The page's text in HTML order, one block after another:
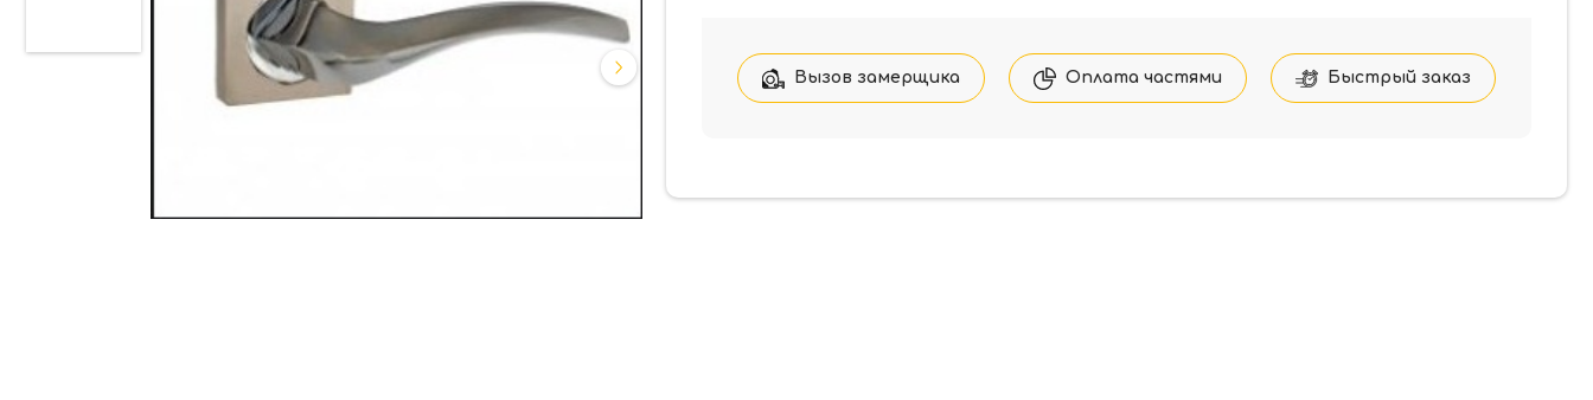
Вызов замерщика Оплата частями Быстрый заказ